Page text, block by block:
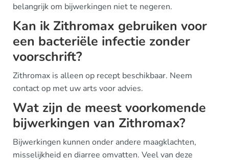
belangrijk om bijwerkingen niet te negeren.
Kan ik Zithromax gebruiken voor
een bacteriële infectie zonder
voorschrift?
Zithromax is alleen op recept beschikbaar. Neem
contact op met uw arts voor advies.
Wat zijn de meest voorkomende
bijwerkingen van Zithromax?
Bijwerkingen kunnen onder andere maagklachten,
misselijkheid en diarree omvatten. Veel van deze